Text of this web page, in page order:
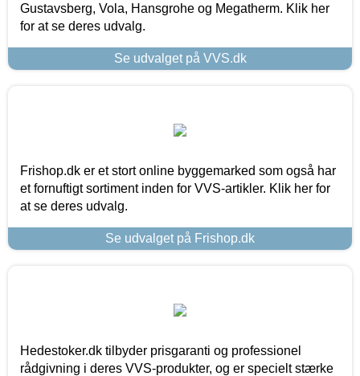
Gustavsberg, Vola, Hansgrohe og Megatherm. Klik her
for at se deres udvalg.
Se udvalget på VVS.dk
Frishop.dk er et stort online byggemarked som også har
et fornuftigt sortiment inden for VVS-artikler. Klik her for
at se deres udvalg.
Se udvalget på Frishop.dk
Hedestoker.dk tilbyder prisgaranti og professionel
rådgivning i deres VVS-produkter, og er specielt stærke